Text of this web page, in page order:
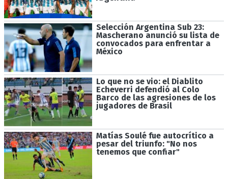
Selección Argentina Sub 23:
Mascherano anunció su lista de
convocados para enfrentar a
México
Lo que no se vio: el Diablito
Echeverri defendió al Colo
Barco de las agresiones de los
jugadores de Brasil
Matías Soulé fue autocrítico a
pesar del triunfo: "No nos
tenemos que confiar"